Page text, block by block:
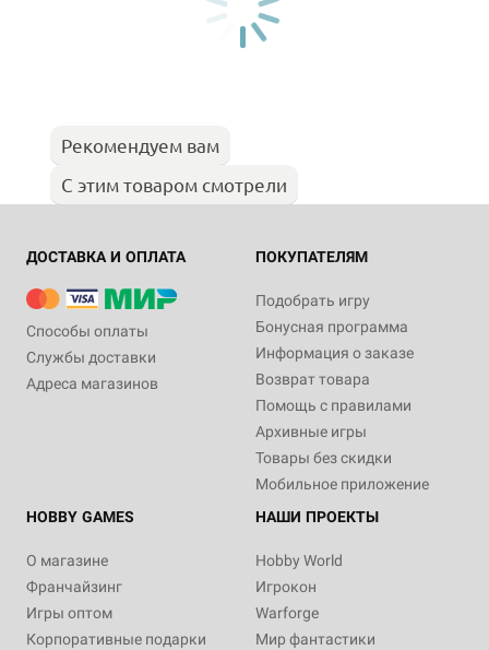
Рекомендуем вам
С этим товаром смотрели
ДОСТАВКА И ОПЛАТА
Способы оплаты
Службы доставки
Адреса магазинов
ПОКУПАТЕЛЯМ
Подобрать игру
Бонусная программа
Информация о заказе
Возврат товара
Помощь с правилами
Архивные игры
Товары без скидки
Мобильное приложение
HOBBY GAMES
О магазине
Франчайзинг
Игры оптом
Корпоративные подарки
НАШИ ПРОЕКТЫ
Hobby World
Игрокон
Warforge
Мир фантастики